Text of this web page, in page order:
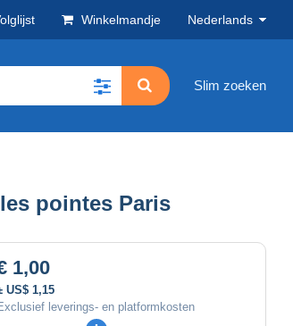
Winkelmandje Nederlands
Slim zoeken
pointes Paris
1,00
US$ 1,15
leverings- en platformkosten